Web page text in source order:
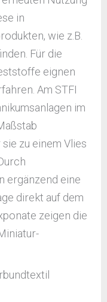
in
wie z.B.
Für die
eignen
Am STFI
im
zu einem Vlies
ergänzend eine
direkt auf dem
zeigen die